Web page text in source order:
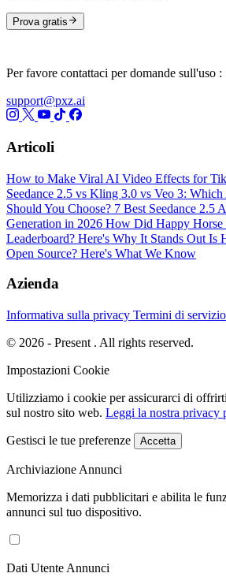
Prova gratis
Per favore contattaci per domande sull'uso :
support@pxz.ai
Articoli
How to Make Viral AI Video Effects for
Seedance 2.5 vs Kling 3.0 vs Veo 3:
Should You Choose? 7 Best Seedance 2.5
Generation in 2026 How Did Happy
Leaderboard? Here's Why It Stands Out Is
Open Source? Here's What We Know
Azienda
Informativa sulla privacy Termini di servizio
© 2026 - Present . All rights reserved.
Impostazioni Cookie
Utilizziamo i cookie per assicurarci di
sul nostro sito web. Leggi la nostra privacy
Gestisci le tue preferenze Accetta
Archiviazione Annunci
Memorizza i dati pubblicitari e abilita le
annunci sul tuo dispositivo.
Dati Utente Annunci